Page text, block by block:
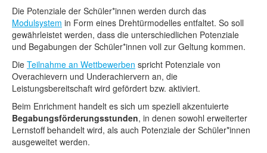
Die Potenziale der Schüler*innen werden durch das
Modulsystem in Form eines Drehtürmodelles entfaltet. So soll
gewährleistet werden, dass die unterschiedlichen Potenziale
und Begabungen der Schüler*innen voll zur Geltung kommen.
Die Teilnahme an Wettbewerben spricht Potenziale von
Overachievern und Underachiervern an, die
Leistungsbereitschaft wird gefördert bzw. aktiviert.
Beim Enrichment handelt es sich um speziell akzentuierte
Begabungsförderungsstunden, in denen sowohl erweiterter
Lernstoff behandelt wird, als auch Potenziale der Schüler*innen
ausgeweitet werden.